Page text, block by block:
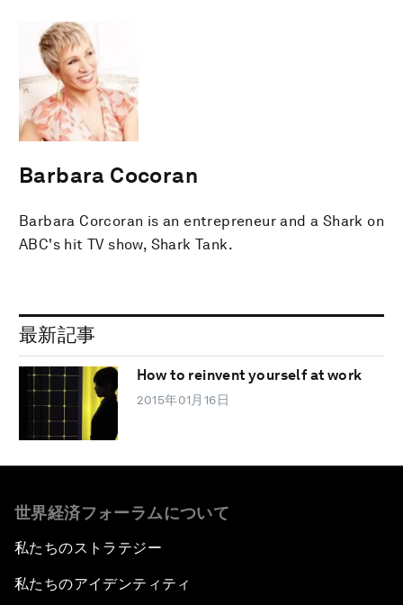
Barbara Cocoran
Barbara Corcoran is an entrepreneur and a Shark on
ABC's hit TV show, Shark Tank.
最新記事
How to reinvent yourself at work
2015年01月16日
世界経済フォーラムについて
私たちのストラテジー
私たちのアイデンティティ